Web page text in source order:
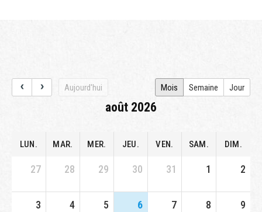
Aujourd'hui Mois Semaine Jour
août 2026
LUN. MAR. MER. JEU. VEN. SAM. DIM.
27 28 29 30 31 1 2
3 4 5 6 7 8 9